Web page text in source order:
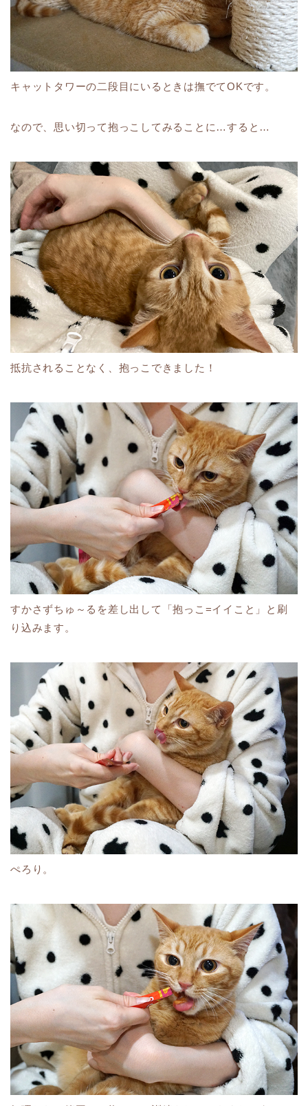
キャットタワーの二段目にいるときは撫でてOKです。
なので、思い切って抱っこしてみることに…すると…
抵抗されることなく、抱っこできました！
すかさずちゅ～るを差し出して「抱っこ=イイこと」と刷
り込みます。
ぺろり。